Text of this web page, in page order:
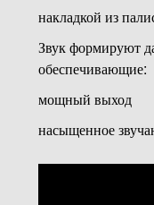
накладкой из
Звук формируют
обеспечивающие:
мощный выход
насыщенное